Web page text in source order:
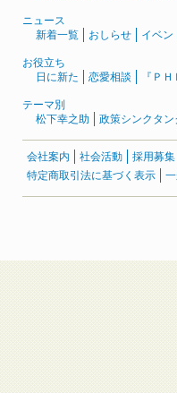
ニュース
新着一覧
おしらせ イベン
お役立ち
日に新た
恋愛相談 『Ｐ
テーマ別
松下幸之助
政策シンクタ
会社案内 社会活動 採用募集
特定商取引法に基づく表示